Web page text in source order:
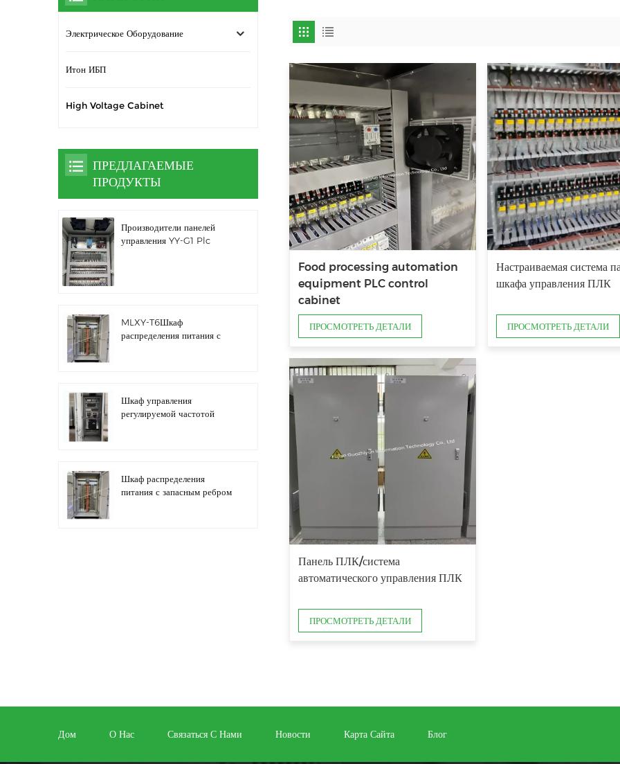
Food processing automation
equipment PLC control
cabinet
ПРОСМОТРЕТЬ ДЕТАЛИ
Настраиваемая система
шкафа управления ПЛК
ПРОСМОТРЕТЬ ДЕТАЛИ
Панель ПЛК/система
автоматического управления ПЛК
ПРОСМОТРЕТЬ ДЕТАЛИ
Электрическое Оборудование
Итон ИБП
High Voltage Cabinet
ПРЕДЛАГАЕМЫЕ
ПРОДУКТЫ
Производители панелей
управления YY-G1 Plc
MLXY-T6Шкаф
распределения питания с
Шкаф управления
регулируемой частотой
Шкаф распределения
питания с запасным ребром
электросчетчика торговых
Дом О Нас Связаться С Нами Новости Карта Сайта Блог